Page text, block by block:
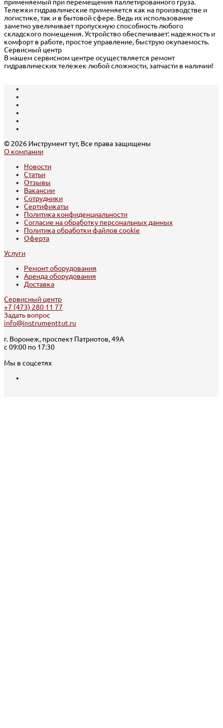
применяемый при перемещения паллетированного груза.
Тележки гидравлические применяется как на производстве и
логистике, так и в бытовой сфере. Ведь их использование
заметно увеличивает пропускную способность любого
складского помещения. Устройство обеспечивает: надежность и
комфорт в работе, простое управление, быструю окупаемость.
Сервисный центр
В нашем сервисном центре осуществляется ремонт
гидравлических тележек любой сложности, запчасти в наличии!
© 2026 Инструмент тут, Все права защищены
О компании
Новости
Статьи
Отзывы
Вакансии
Сотрудники
Сертификаты
Политика конфиденциальности
Согласие на обработку персональных данных
Политика обработки файлов cookie
Оферта
Услуги
Ремонт оборудования
Аренда оборудования
Доставка
Сервисный центр
+7 (473) 280 11 77
Задать вопрос
info@instrumenttut.ru
г. Воронеж, проспект Патриотов, 49А
с 09:00 по 17:30
Мы в соцсетях